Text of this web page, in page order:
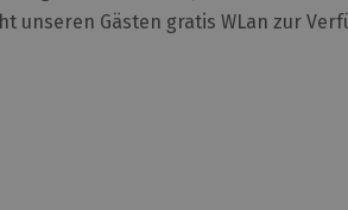
unseren Gästen gratis WLan zur